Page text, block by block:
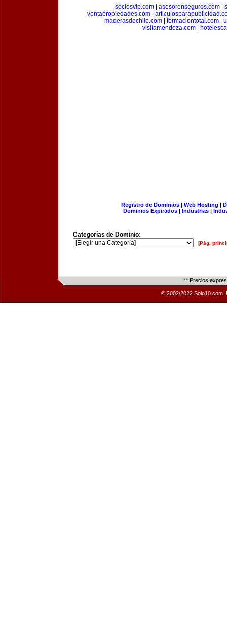
sociosvip.com
asesorenseguros.com
ventapropiedades.com
maderasdechile.com| formaciontotal.com|
visitamendoza.com
Registro de Dominios| Web Hosting |
Dominios Expirados | Industrias |
Categorías de Dominio:
[Pág.
** Precios
© 2002/2022 Solo10.com